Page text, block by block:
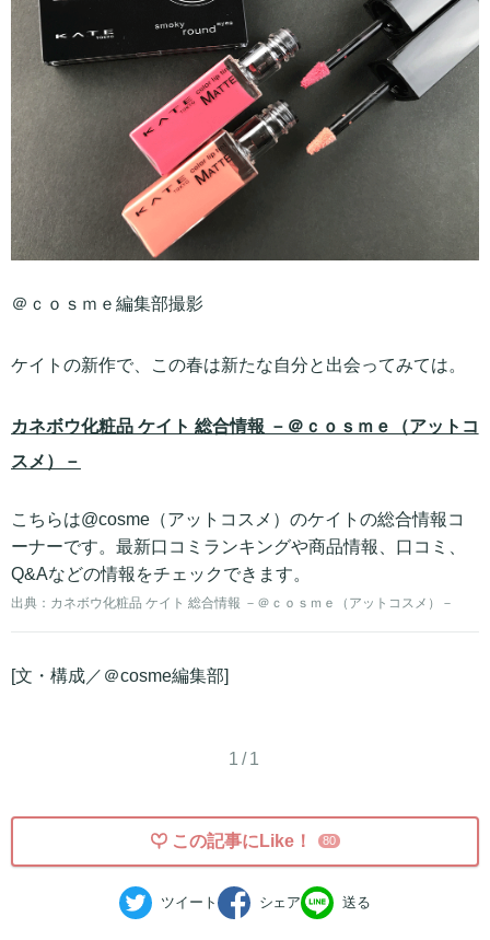
＠ｃｏｓｍｅ編集部撮影
ケイトの新作で、この春は新たな自分と出会ってみては。
カネボウ化粧品 ケイト 総合情報 －＠ｃｏｓｍｅ（アットコ
スメ）－
こちらは@cosme（アットコスメ）のケイトの総合情報コ
ーナーです。最新口コミランキングや商品情報、口コミ、
Q&Aなどの情報をチェックできます。
出典： カネボウ化粧品 ケイト 総合情報 －＠ｃｏｓｍｅ（アットコスメ）－
[文・構成／＠cosme編集部]
1/1
この記事にLike！ 80
ツイート シェア 送る